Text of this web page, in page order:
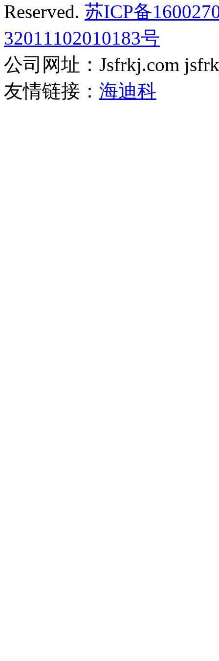
Reserved. 苏ICP备
32011102010183号
公司网址：Jsfrkj.com
友情链接： 海迪科